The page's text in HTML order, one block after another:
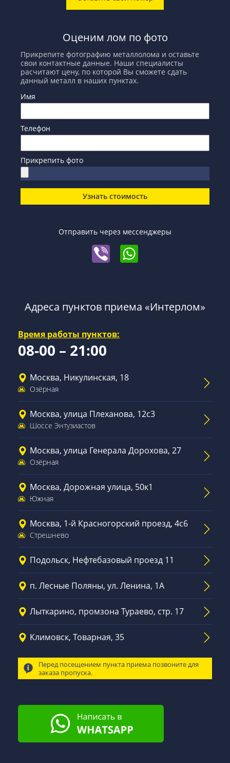
Оценим лом по фото
Прикрепите фотографию металлолома и оставьте
свои контактные данные. Наши специалисты
расчитают цену, по которой Вы сможете сдать
данный металл в наших пунктах.
Имя
Телефон
Прикрепить фото
Узнать стоимость
Отправить через мессенджеры
Адреса пунктов приема «Интерлом»
Время работы пунктов:
08-00 – 21:00
Москва, Никулинская, 18
Озёрная
Москва, улица Плеханова, 12с3
Шоссе Энтузиастов
Москва, улица Генерала Дорохова, 27
Озёрная
Москва, Дорожная улица, 50к1
Южная
Москва, 1-й Красногорский проезд, 4с6
Стрешнево
Подольск, Нефтебазовый проезд 11
п. Лесные Поляны, ул. Ленина, 1А
Лыткарино, промзона Тураево, стр. 17
Климовск, Товарная, 35
Перед посещением пункта приема позвоните для
заказа пропуска.